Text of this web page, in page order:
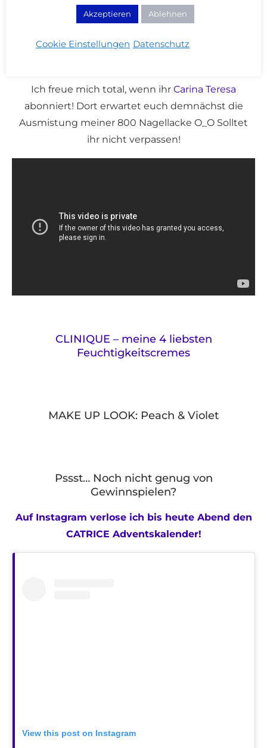
Ich freue mich total, wenn ihr Carina Teresa
abonniert! Dort erwartet euch demnächst die
Ausmistung meiner 800 Nagellacke O_O Solltet
ihr nicht verpassen!
CLINIQUE – meine 4 liebsten
Feuchtigkeitscremes
MAKE UP LOOK: Peach & Violet
Pssst… Noch nicht genug von
Gewinnspielen?
Auf Instagram verlose ich bis heute Abend den
CATRICE Adventskalender!
View this post on Instagram
Akzeptieren Ablehnen
Cookie Einstellungen Datenschutz